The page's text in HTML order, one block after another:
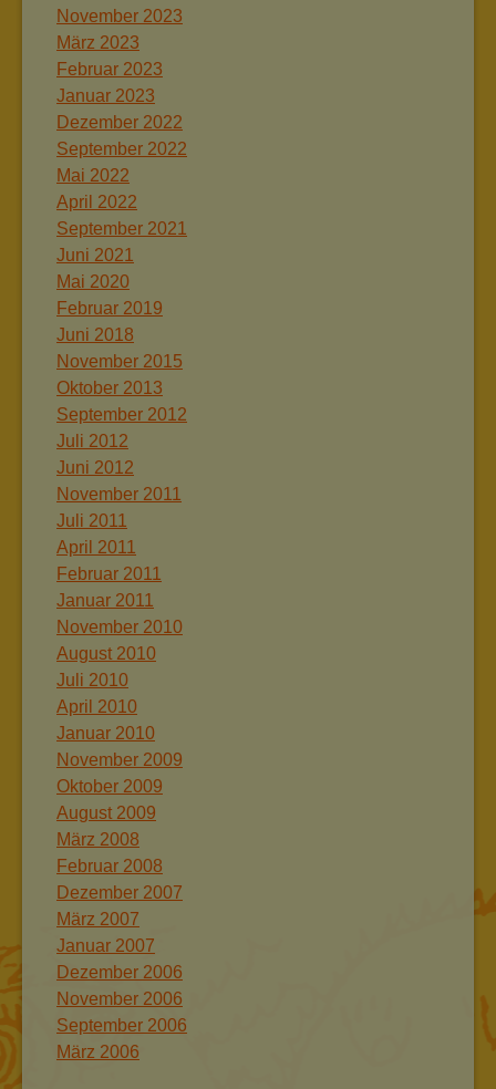
November 2023
März 2023
Februar 2023
Januar 2023
Dezember 2022
September 2022
Mai 2022
April 2022
September 2021
Juni 2021
Mai 2020
Februar 2019
Juni 2018
November 2015
Oktober 2013
September 2012
Juli 2012
Juni 2012
November 2011
Juli 2011
April 2011
Februar 2011
Januar 2011
November 2010
August 2010
Juli 2010
April 2010
Januar 2010
November 2009
Oktober 2009
August 2009
März 2008
Februar 2008
Dezember 2007
März 2007
Januar 2007
Dezember 2006
November 2006
September 2006
März 2006